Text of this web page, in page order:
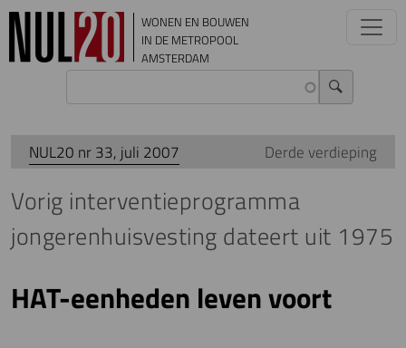
Overslaan en naar de inhoud gaan
WONEN EN BOUWEN
IN DE METROPOOL
AMSTERDAM
NUL20 nr 33, juli 2007 Derde verdieping
Vorig interventieprogramma
jongerenhuisvesting dateert uit 1975
HAT-eenheden leven voort